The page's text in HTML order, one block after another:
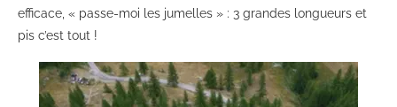
efficace, « passe-moi les jumelles » : 3 grandes longueurs et
pis c’est tout !